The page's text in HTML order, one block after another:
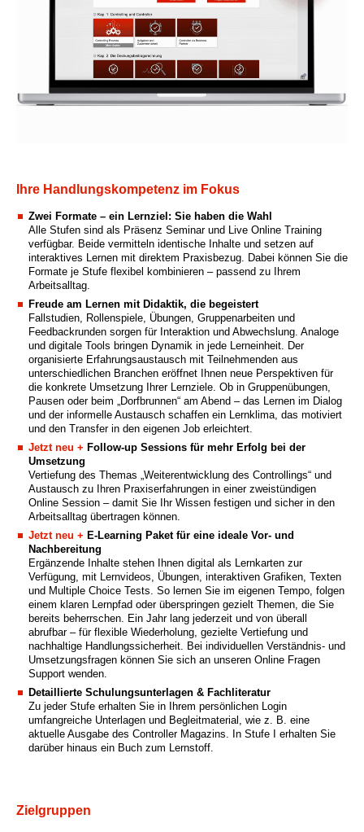
Ihre Handlungskompetenz im Fokus
Zwei Formate – ein Lernziel: Sie haben die Wahl
Alle Stufen sind als Präsenz Seminar und Live Online Training
verfügbar. Beide vermitteln identische Inhalte und setzen auf
interaktives Lernen mit direktem Praxisbezug. Dabei können Sie die
Formate je Stufe flexibel kombinieren – passend zu Ihrem
Arbeitsalltag.
Freude am Lernen mit Didaktik, die begeistert
Fallstudien, Rollenspiele, Übungen, Gruppenarbeiten und
Feedbackrunden sorgen für Interaktion und Abwechslung. Analoge
und digitale Tools bringen Dynamik in jede Lerneinheit. Der
organisierte Erfahrungsaustausch mit Teilnehmenden aus
unterschiedlichen Branchen eröffnet Ihnen neue Perspektiven für
die konkrete Umsetzung Ihrer Lernziele. Ob in Gruppenübungen,
Pausen oder beim „Dorfbrunnen“ am Abend – das Lernen im Dialog
und der informelle Austausch schaffen ein Lernklima, das motiviert
und den Transfer in den eigenen Job erleichtert.
Jetzt neu + Follow-up Sessions für mehr Erfolg bei der
Umsetzung
Vertiefung des Themas „Weiterentwicklung des Controllings“ und
Austausch zu Ihren Praxiserfahrungen in einer zweistündigen
Online Session – damit Sie Ihr Wissen festigen und sicher in den
Arbeitsalltag übertragen können.
Jetzt neu + E-Learning Paket für eine ideale Vor- und
Nachbereitung
Ergänzende Inhalte stehen Ihnen digital als Lernkarten zur
Verfügung, mit Lernvideos, Übungen, interaktiven Grafiken, Texten
und Multiple Choice Tests. So lernen Sie im eigenen Tempo, folgen
einem klaren Lernpfad oder überspringen gezielt Themen, die Sie
bereits beherrschen. Ein Jahr lang jederzeit und von überall
abrufbar – für flexible Wiederholung, gezielte Vertiefung und
nachhaltige Handlungssicherheit. Bei individuellen Verständnis- und
Umsetzungsfragen können Sie sich an unseren Online Fragen
Support wenden.
Detaillierte Schulungsunterlagen & Fachliteratur
Zu jeder Stufe erhalten Sie in Ihrem persönlichen Login
umfangreiche Unterlagen und Begleitmaterial, wie z. B. eine
aktuelle Ausgabe des Controller Magazins. In Stufe I erhalten Sie
darüber hinaus ein Buch zum Lernstoff.
Zielgruppen